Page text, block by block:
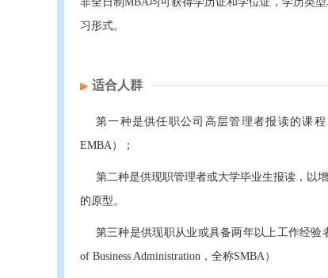
习形式。
适合人群
第一种是供任职公司高层管理者报读的课
EMBA）；
第二种是供现职管理者或大学毕业生报读，以
的原型。
第三种是供现职从业或具备两年以上工作经验
of Business Administration，全称SMBA）